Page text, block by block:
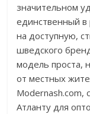
значительном
единственный в
на доступную,
шведского
модель проста,
от местных
Modernash.com,
Атланту для